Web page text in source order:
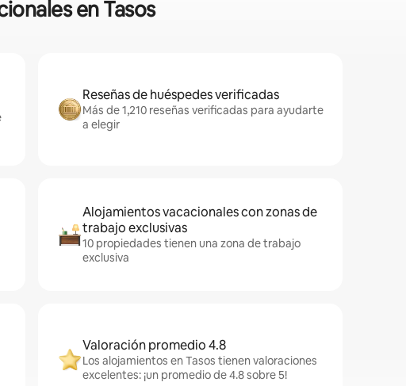
en Tasos
Reseñas de huéspedes verificadas
Más de 1,210 reseñas verificadas para ayudarte
a elegir
Alojamientos vacacionales con zonas de
trabajo exclusivas
10 propiedades tienen una zona de trabajo
exclusiva
Valoración promedio 4.8
Los alojamientos en Tasos tienen valoraciones
excelentes: ¡un promedio de 4.8 sobre 5!